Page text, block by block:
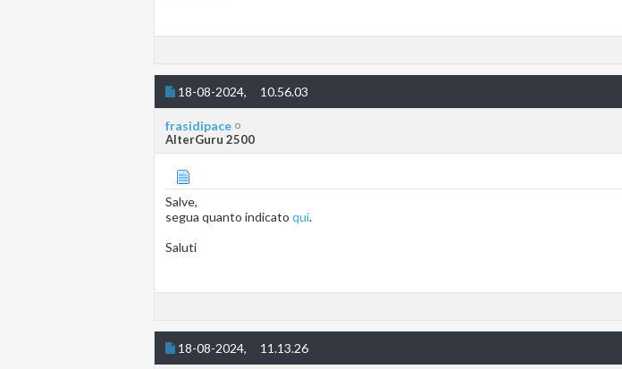
18-08-2024, 10.56.03
frasidipace
AlterGuru 2500
Salve,
segua quanto indicato qui.
Saluti
18-08-2024, 11.13.26